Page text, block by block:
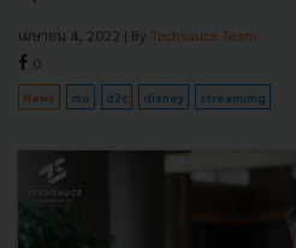
เมษายน 4, 2022 | By Techsauce Team
0
News cto d2c disney streamimg